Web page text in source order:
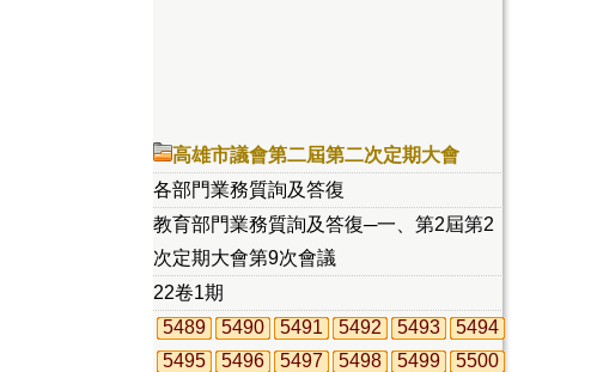
高雄市議會第二屆第二次定期大會
各部門業務質詢及答復
教育部門業務質詢及答復─一、第2屆第2
次定期大會第9次會議
22卷1期
5489
5490 5491 5492 5493
5494
5495
5496 5497 5498 5499
5500